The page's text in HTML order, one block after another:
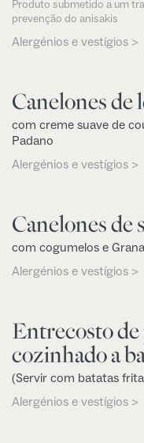
Produto submetido a um
prevenção do anisakis
Alergénios e vestígios >
Canelones de
com creme suave de
Padano
Alergénios e vestígios >
Canelones de
com cogumelos e
Alergénios e vestígios >
Entrecosto
cozinhado a
(Servir com batatas
Alergénios e vestígios >